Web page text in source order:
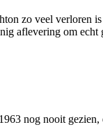
zo veel verloren
aflevering om echt
nog nooit